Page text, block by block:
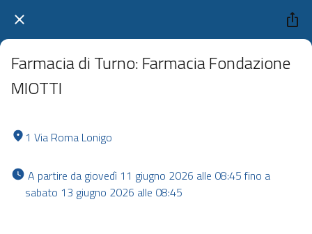
Farmacia di Turno: Farmacia Fondazione
MIOTTI
1 Via Roma Lonigo
sabato 13 giugno 2026 alle 08:45